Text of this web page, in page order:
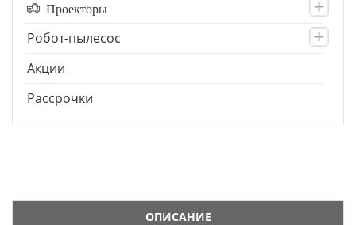
Проекторы
Робот-пылесос
Акции
Рассрочки
ОПИСАНИЕ